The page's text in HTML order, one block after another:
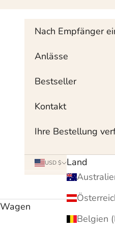
Nach Empfänger
Anlässe
Bestseller
Kontakt
Ihre Bestellung
USD $
Land
Wagen